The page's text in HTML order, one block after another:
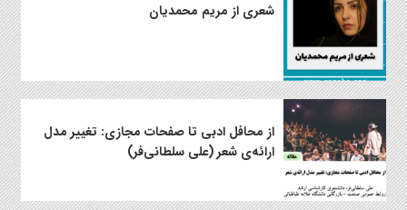
شعری از مریم محمدیان
از محافل ادبی تا صفحات مجازی: تغییر مدل
ارائه‌ی شعر (علی سلطانی‌فر)